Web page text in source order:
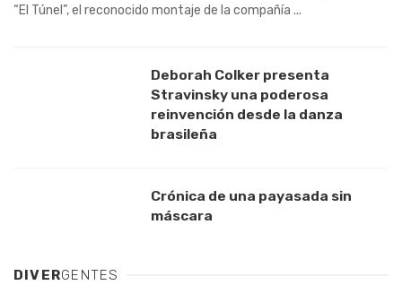
“El Túnel”, el reconocido montaje de la compañía ...
Deborah Colker presenta
Stravinsky una poderosa
reinvención desde la danza
brasileña
Crónica de una payasada sin
máscara
DIVERGENTES